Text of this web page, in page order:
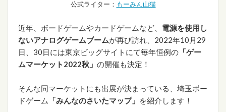
公式ライター： もーみん山猫
近年、ボードゲームやカードゲームなど、 電源を使用し
ないアナログゲームブームが再び訪れ、2022年10月29
日、30日には東京ビッグサイトにて毎年恒例の 「ゲー
ムマーケット2022秋」 の開催も決定！
そんな同マーケットにも出展が決まっている、埼玉ボー
ドゲーム
「みんなのさいたマップ」 を紹介します！